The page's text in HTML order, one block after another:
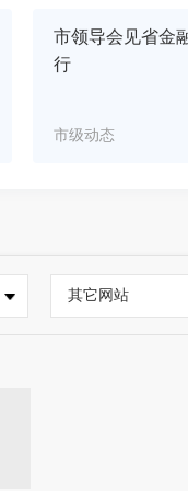
市领导会见省金
行
市级动态
其它网站